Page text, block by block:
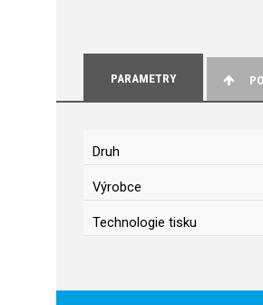
PARAMETRY
Druh
Výrobce
Technologie tisku